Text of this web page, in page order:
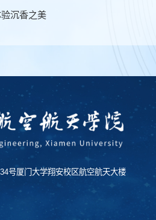
沉香之美
号厦门大学翔安校区航空航天大楼